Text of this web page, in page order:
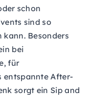
schon
sind so
Besonders
bei
für
entspannte After-
sorgt ein Sip and